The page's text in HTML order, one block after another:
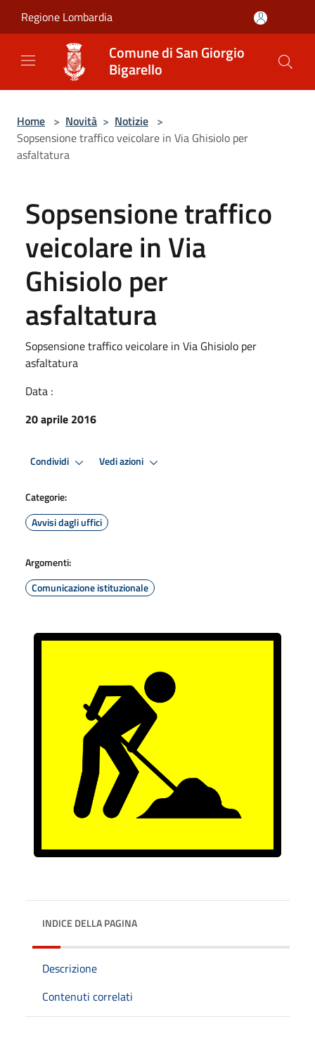
Regione Lombardia
Comune di San Giorgio
Bigarello
Home > Novità > Notizie >
Sopsensione traffico veicolare in Via Ghisiolo per
asfaltatura
Sopsensione traffico
veicolare in Via
Ghisiolo per
asfaltatura
Sopsensione traffico veicolare in Via Ghisiolo per
asfaltatura
Data :
20 aprile 2016
Condividi Vedi azioni
Categorie:
Avvisi dagli uffici
Argomenti:
Comunicazione istituzionale
INDICE DELLA PAGINA
Descrizione
Contenuti correlati